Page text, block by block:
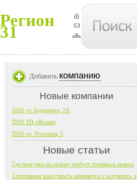
Регион
31
Добавить компанию
Новые компании
DNS ул. Буденного, 2А
DNS ТЦ «Волна»
DNS ул. Пугачева, 5
Новые статьи
Где прогулка по склону требует техники и правил
Спортивная известность начинается с результата, а